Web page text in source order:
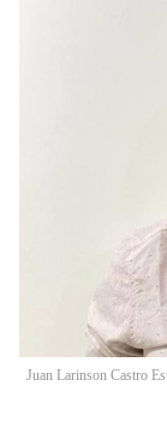
Juan Larinson Castro